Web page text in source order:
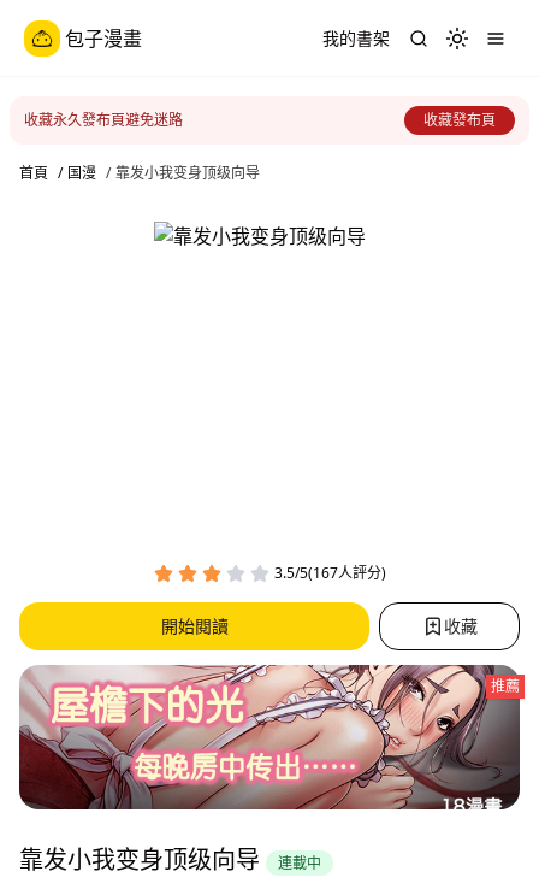
包子漫畫 我的書架 Toggle
收藏永久發布頁避免迷路 收藏發布頁
首頁 / 国漫 / 靠发小我变身顶级向导
3.5/5(167人評分)
開始閱讀 收藏
推薦
靠发小我变身顶级向导 連載中